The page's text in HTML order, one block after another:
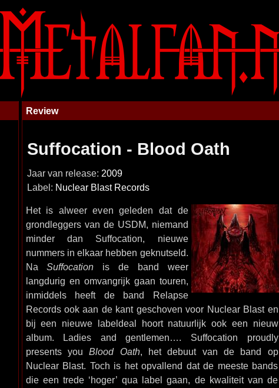
Review
Suffocation - Blood Oath
Jaar van release: 2009
Label: Nuclear Blast Records
Het is alweer even geleden dat de
grondleggers van de USDM, niemand
minder dan Suffocation, nieuwe
nummers in elkaar hebben geknutseld.
NaSuffocation is de band weer
langdurig en omvangrijk gaan touren,
inmiddels heeft de band Relapse
Records ook aan de kant geschoven voor Nuclear Blast en
bij een nieuwe labeldeal hoort natuurlijk ook een nieuw
album. Ladies and gentlemen…. Suffocation proudly
presents youBlood Oath, het debuut van de band op
Nuclear Blast. Toch is het opvallend dat de meeste bands
die een trede ‘hoger’ qua label gaan, de kwaliteit van de